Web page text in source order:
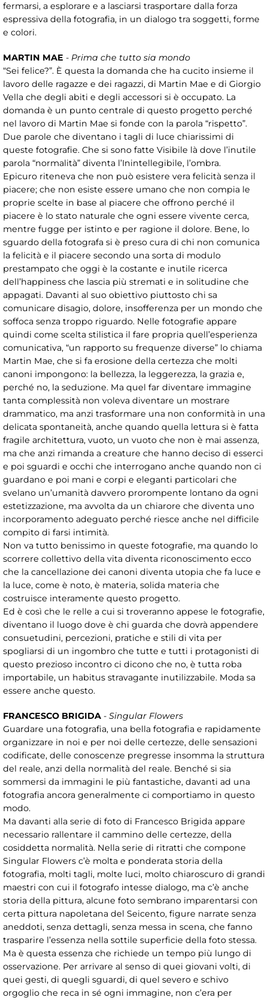
fermarsi, a esplorare e a lasciarsi trasportare dalla forza
espressiva della fotografia, in un dialogo tra soggetti, forme
e colori.
MARTIN MAE - Prima che tutto sia mondo
“Sei felice?”. È questa la domanda che ha cucito insieme il
lavoro delle ragazze e dei ragazzi, di Martin Mae e di Giorgio
Vella che degli abiti e degli accessori si è occupato. La
domanda è un punto centrale di questo progetto perché
nel lavoro di Martin Mae si fonde con la parola “rispetto”.
Due parole che diventano i tagli di luce chiarissimi di
queste fotografie. Che si sono fatte Visibile là dove l’inutile
parola “normalità” diventa l’Inintellegibile, l’ombra.
Epicuro riteneva che non può esistere vera felicità senza il
piacere; che non esiste essere umano che non compia le
proprie scelte in base al piacere che offrono perché il
piacere è lo stato naturale che ogni essere vivente cerca,
mentre fugge per istinto e per ragione il dolore. Bene, lo
sguardo della fotografa si è preso cura di chi non comunica
la felicità e il piacere secondo una sorta di modulo
prestampato che oggi è la costante e inutile ricerca
dell’happiness che lascia più stremati e in solitudine che
appagati. Davanti al suo obiettivo piuttosto chi sa
comunicare disagio, dolore, insofferenza per un mondo che
soffoca senza troppo riguardo. Nelle fotografie appare
quindi come scelta stilistica il fare propria quell’esperienza
comunicativa, “un rapporto su frequenze diverse” lo chiama
Martin Mae, che si fa erosione della certezza che molti
canoni impongono: la bellezza, la leggerezza, la grazia e,
perché no, la seduzione. Ma quel far diventare immagine
tanta complessità non voleva diventare un mostrare
drammatico, ma anzi trasformare una non conformità in una
delicata spontaneità, anche quando quella lettura si è fatta
fragile architettura, vuoto, un vuoto che non è mai assenza,
ma che anzi rimanda a creature che hanno deciso di esserci
e poi sguardi e occhi che interrogano anche quando non ci
guardano e poi mani e corpi e eleganti particolari che
svelano un’umanità davvero prorompente lontano da ogni
estetizzazione, ma avvolta da un chiarore che diventa uno
incorporamento adeguato perché riesce anche nel difficile
compito di farsi intimità.
Non va tutto benissimo in queste fotografie, ma quando lo
scorrere collettivo della vita diventa riconoscimento ecco
che la cancellazione dei canoni diventa utopia che fa luce e
la luce, come è noto, è materia, solida materia che
costruisce interamente questo progetto.
Ed è così che le relle a cui si troveranno appese le fotografie,
diventano il luogo dove è chi guarda che dovrà appendere
consuetudini, percezioni, pratiche e stili di vita per
spogliarsi di un ingombro che tutte e tutti i protagonisti di
questo prezioso incontro ci dicono che no, è tutta roba
importabile, un habitus stravagante inutilizzabile. Moda sa
essere anche questo.
FRANCESCO BRIGIDA - Singular Flowers
Guardare una fotografia, una bella fotografia e rapidamente
organizzare in noi e per noi delle certezze, delle sensazioni
codificate, delle conoscenze pregresse insomma la struttura
del reale, anzi della normalità del reale. Benché si sia
sommersi da immagini le più fantastiche, davanti ad una
fotografia ancora generalmente ci comportiamo in questo
modo.
Ma davanti alla serie di foto di Francesco Brigida appare
necessario rallentare il cammino delle certezze, della
cosiddetta normalità. Nella serie di ritratti che compone
Singular Flowers c’è molta e ponderata storia della
fotografia, molti tagli, molte luci, molto chiaroscuro di grandi
maestri con cui il fotografo intesse dialogo, ma c’è anche
storia della pittura, alcune foto sembrano imparentarsi con
certa pittura napoletana del Seicento, figure narrate senza
aneddoti, senza dettagli, senza messa in scena, che fanno
trasparire l’essenza nella sottile superficie della foto stessa.
Ma è questa essenza che richiede un tempo più lungo di
osservazione. Per arrivare al senso di quei giovani volti, di
quei gesti, di quegli sguardi, di quel severo e schivo
orgoglio che reca in sé ogni immagine, non c’era per